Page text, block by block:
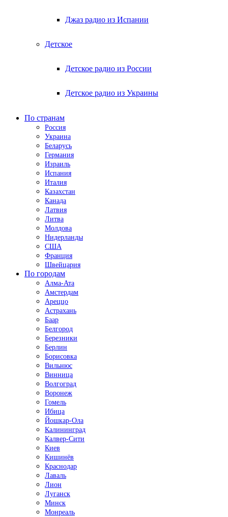
Джаз радио из Испании
Детское
Детское радио из России
Детское радио из Украины
По странам
Россия
Украина
Беларусь
Германия
Израиль
Испания
Италия
Казахстан
Канада
Латвия
Литва
Молдова
Нидерланды
США
Франция
Швейцария
По городам
Алма-Ата
Амстердам
Ареццо
Астрахань
Баар
Белгород
Березники
Берлин
Борисовка
Вильнюс
Винница
Волгоград
Воронеж
Гомель
Ибица
Йошкар-Ола
Калининград
Калвер-Сити
Киев
Кишинёв
Краснодар
Лаваль
Лион
Луганск
Минск
Монреаль